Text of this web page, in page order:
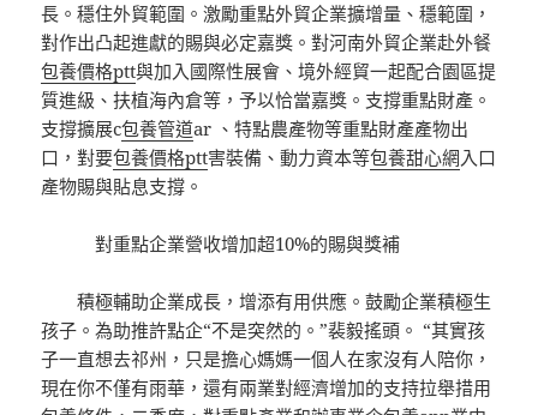
長。穩住外貿範圍。激勵重點外貿企業擴增量、穩範圍，
對作出凸起進獻的賜與必定嘉獎。對河南外貿企業赴外餐
包養價格ptt與加入國際性展會、境外經貿一起配合園區提
質進級、扶植海內倉等，予以恰當嘉獎。支撐重點財產。
支撐擴展c包養管道ar 、特點農產物等重點財產產物出
口，對要包養價格ptt害裝備、動力資本等包養甜心網入口
產物賜與貼息支撐。
對重點企業營收增加超10%的賜與獎補
積極輔助企業成長，增添有用供應。鼓勵企業積極生
孩子。為助推許點企“不是突然的。”裴毅搖頭。 “其實孩
子一直想去祁州，只是擔心媽媽一個人在家沒有人陪你，
現在你不僅有雨華，還有兩業對經濟增加的支持拉舉措用